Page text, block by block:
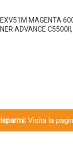
MAGENTA
ADVANCE
Visita la